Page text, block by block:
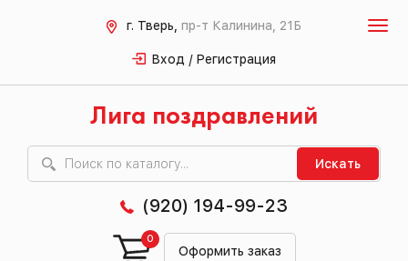
г. Тверь, пр-т Калинина, 21Б
Вход / Регистрация
Лига поздравлений
Искать
(920) 194-99-23
Оформить заказ
0